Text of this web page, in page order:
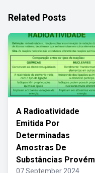
Related Posts
A Radioatividade
Emitida Por
Determinadas
Amostras De
Substâncias Provém
07 September 2024